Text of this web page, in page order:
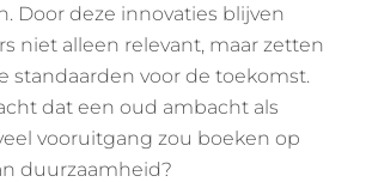
Door deze innovaties blijven
niet alleen relevant, maar zetten
standaarden voor de toekomst.
dat een oud ambacht als
vooruitgang zou boeken op
duurzaamheid?